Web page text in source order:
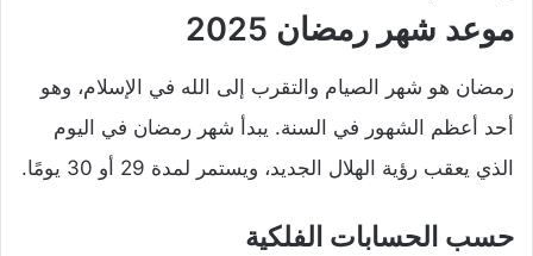
موعد شهر رمضان 2025
رمضان هو شهر الصيام والتقرب إلى الله في الإسلام، وهو
أحد أعظم الشهور في السنة. يبدأ شهر رمضان في اليوم
الذي يعقب رؤية الهلال الجديد، ويستمر لمدة 29 أو 30 يومًا.
حسب الحسابات الفلكية